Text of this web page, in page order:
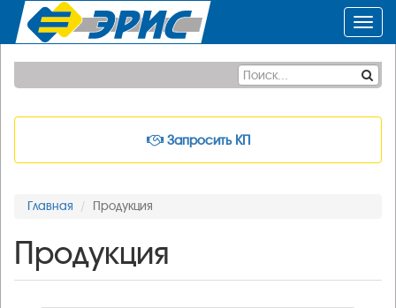
Запросить КП
Главная Продукция
Продукция